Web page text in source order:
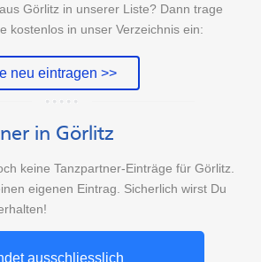
ausschliesslich
Görlitz in unserer Liste? Dann trage
kostenlos in unser Verzeichnis ein:
neu eintragen >>
in Görlitz
keine Tanzpartner-Einträge für Görlitz.
eigenen Eintrag. Sicherlich wirst Du
erstellen >>